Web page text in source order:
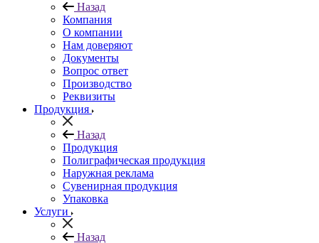
Назад
Компания
О компании
Нам доверяют
Документы
Вопрос ответ
Производство
Реквизиты
Продукция
Назад
Продукция
Полиграфическая продукция
Наружная реклама
Сувенирная продукция
Упаковка
Услуги
Назад